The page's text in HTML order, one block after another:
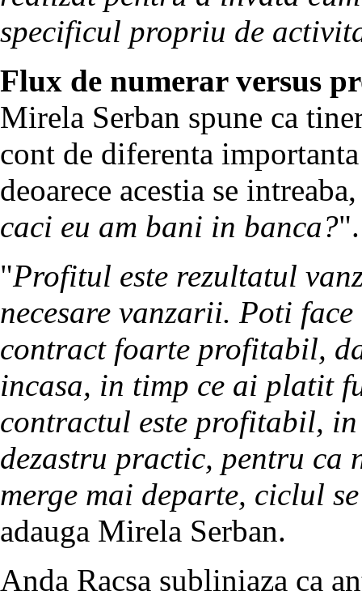
specificul propriu de
Flux de numerar versus
Mirela Serban spune ca
cont de diferenta
deoarece acestia se
caci eu am bani in banca?".
"Profitul este rezultatul
necesare vanzarii. Poti
contract foarte profitabil,
incasa, in timp ce ai platit
contractul este profitabil,
dezastru practic, pentru ca
merge mai departe, ciclul
adauga Mirela Serban.
Anda Racsa subliniaza ca